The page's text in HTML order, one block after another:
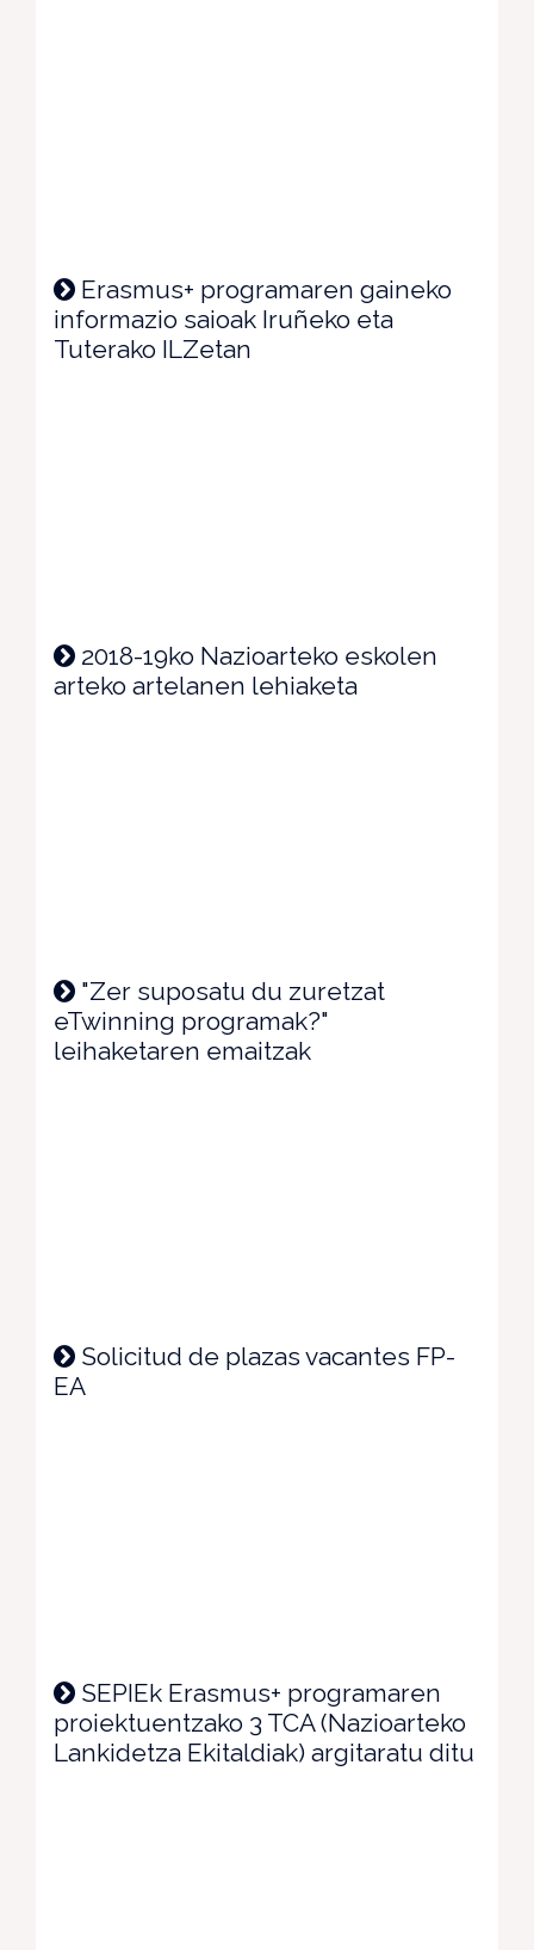
Erasmus+ programaren gaineko
informazio saioak Iruñeko eta
Tuterako ILZetan
2018-19ko Nazioarteko eskolen
arteko artelanen lehiaketa
"Zer suposatu du zuretzat
eTwinning programak?"
leihaketaren emaitzak
Solicitud de plazas vacantes FP-
EA
SEPIEk Erasmus+ programaren
proiektuentzako 3 TCA (Nazioarteko
Lankidetza Ekitaldiak) argitaratu ditu